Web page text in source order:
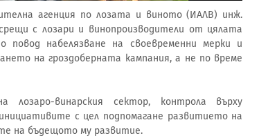
агенция по лозата и виното (ИАЛВ) инж.
с лозари и винопроизводители от цялата
набелязване на своевременни мерки и
на гроздоберната кампания, а не по време
винарския сектор, контрола върху
с цел подпомагане развитието на
на бъдещото му развитие.